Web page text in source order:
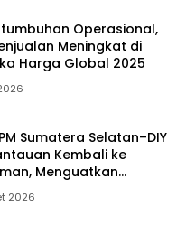
Operasional,
Meningkat di
Harga Global 2025
Sumatera Selatan–DIY
Kembali ke
Menguatkan
2026